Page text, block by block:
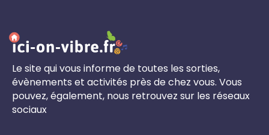
Le site qui vous informe de toutes les sorties,
évènements et activités près de chez vous. Vous
pouvez, également, nous retrouvez sur les réseaux
sociaux